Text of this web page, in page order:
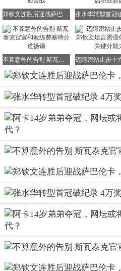
【8】安德列娃 vs 姆博科【10】
【13】穆霍娃 vs 伊埃拉【31】
从签表来看，今年迈阿密女单
稳定，除了少数几位黑马球员
了强大的实力。那么，在这场
夺得今年女单的冠军呢？（来
郑钦文连胜后迎战萨巴伦卡，头号种子坦言将迎苦战
不算意外的告别 斯瓦泰克官宣和教练费塞特分道扬镳